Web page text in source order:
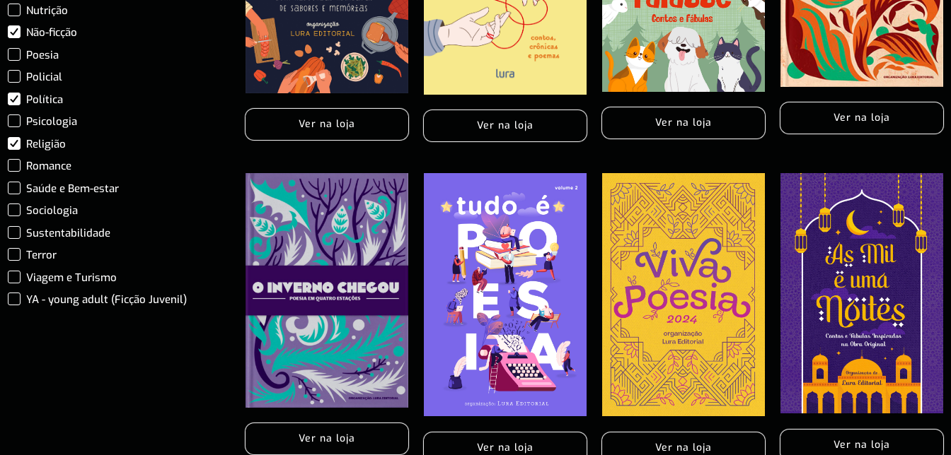
Nutrição
Não-ficção
Poesia
Policial
Política
Psicologia
Religião
Romance
Saúde e Bem-estar
Sociologia
Sustentabilidade
Terror
Viagem e Turismo
YA - young adult (Ficção Juvenil)
Ver na loja Ver na loja Ver na loja Ver na loja
Ver na loja
Ver na loja Ver na loja Ver na loja